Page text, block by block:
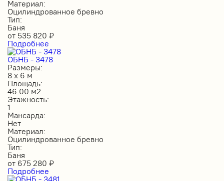
Материал:
Оцилиндрованное бревно
Тип:
Баня
от 535 820 ₽
Подробнее
ОБНБ - 3478
Размеры:
8 х 6 м
Площадь:
46.00 м2
Этажность:
1
Мансарда:
Нет
Материал:
Оцилиндрованное бревно
Тип:
Баня
от 675 280 ₽
Подробнее